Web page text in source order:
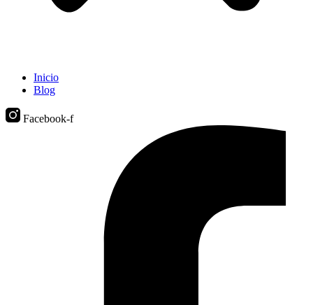
Inicio
Blog
Facebook-f